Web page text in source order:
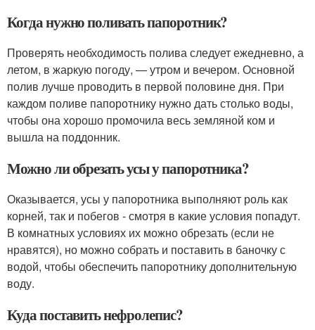
Когда нужно поливать папоротник?
Проверять необходимость полива следует ежедневно, а
летом, в жаркую погоду, — утром и вечером. Основной
полив лучше проводить в первой половине дня. При
каждом поливе папоротнику нужно дать столько воды,
чтобы она хорошо промочила весь земляной ком и
вышла на поддонник.
Можно ли обрезать усы у папоротника?
Оказывается, усы у папоротника выполняют роль как
корней, так и побегов - смотря в какие условия попадут.
В комнатных условиях их можно обрезать (если не
нравятся), но можно собрать и поставить в баночку с
водой, чтобы обеспечить папоротнику дополнительную
воду.
Куда поставить нефролепис?